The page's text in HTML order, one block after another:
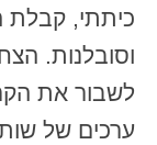
כיתתי, קבלת
וסובלנות.
לשבור את
ערכים של